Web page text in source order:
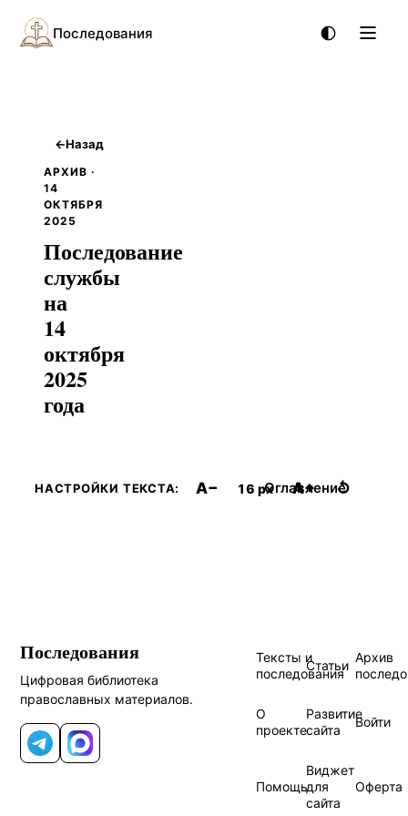
Последования
←Назад
АРХИВ ·
14
ОКТЯБРЯ
2025
Последование
службы
на
14
октября
2025
года
НАСТРОЙКИ ТЕКСТА: A− 16 px A+ ↺
Оглавление
Последования
Цифровая библиотека
православных материалов.
Telegram
MAX
Тексты и
последования
Статьи
Архив
О
проекте
Развитие
сайта
Войти
Помощь
Виджет
для
сайта
Оферта